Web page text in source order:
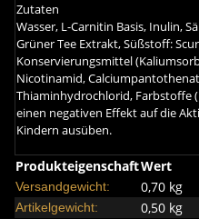
Zutaten
Wasser, L-Carnitin Basis, Inulin,
Grüner Tee Extrakt, Süßstoff:
Konservierungsmittel
Nicotinamid,
Thiaminhydrochlorid, Farbstoffe
einen negativen Effekt auf die
Kindern ausüben.
ProdukteigenschaftWert
Versandgewicht: 0,70 kg
Artikelgewicht: 0,50 kg